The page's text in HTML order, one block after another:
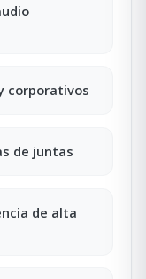
corporativos
de juntas
de alta